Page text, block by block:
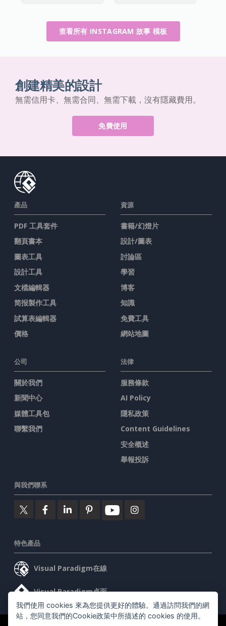
查看所有 INSTAGRAM 故事 模板
創建精美的設計
無需信用卡、無需合同、無需下載，沒有隱藏費用。
免費使用
產品
PDF 工具套件
翻頁書本
圖表工具
設計工具
文檔編輯器
简报製作工具
試算表編輯器
價格
資源
書籍/幻燈片
設計/圖表
討論區
學習
博客
知識
免費工具
網站地圖
公司
關於我們
新聞中心
媒體工具包
聯繫我們
法律
服務條款
AI Policy
隱私政策
Content Guidelines
安全概述
舉報投訴
與我們聯系
特色產品
Visual Paradigm在線
Visual Paradigm桌面
我們使用 cookies 來為您提供更好的體驗。通過訪問我們的網
站，您同意我們的Cookie政策中所描述的 cookies 的使用。